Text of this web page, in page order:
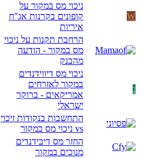
W
ניכוי מס במקור על
קופונים בקרנות אג"ח
איריות
הרחבת תקנות על ניכוי
מס במקור - הודעה
מהבנק
נ
ניכוי מס דיווידנדים
במקור לאזרחים
אמריקאים - ברוקר
ישראלי
התחשבות בנקודות זיכוי
vs ניכוי מס במקור
החזר מס דיבידנדים
מנוכים במקור